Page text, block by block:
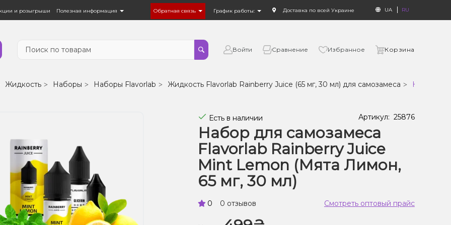
и розыгрыши Полезная информация Обратная связь График работы: Доставка по всей Украине UA RU
Войти Сравнение Избранное Корзина
Жидкость Наборы Наборы Flavorlab Жидкость Flavorlab Rainberry Juice (65 мг, 30 мл) для самозамеса Набор
Есть в наличии Артикул: 25876
Набор для самозамеса
Flavorlab Rainberry Juice
Mint Lemon (Мята Лимон,
65 мг, 30 мл)
0 0 отзывов Смотреть оптовый прайс